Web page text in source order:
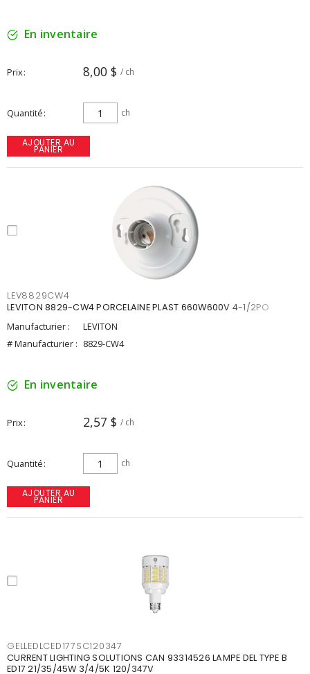
En inventaire
Prix 8,00 $ / ch
Quantité ch
AJOUTER AU
PANIER
LEV8829CW4
LEVITON 8829-CW4 PORCELAINE PLAST 660W600V 4-1/2PO
Manufacturier :
LEVITON
# Manufacturier : 8829-CW4
En inventaire
Prix 2,57 $ / ch
Quantité ch
AJOUTER AU
PANIER
GELLEDLCED177SC120347
CURRENT LIGHTING SOLUTIONS CAN 93314526 LAMPE DEL TYPE B
ED17 21/35/45W 3/4/5K 120/347V